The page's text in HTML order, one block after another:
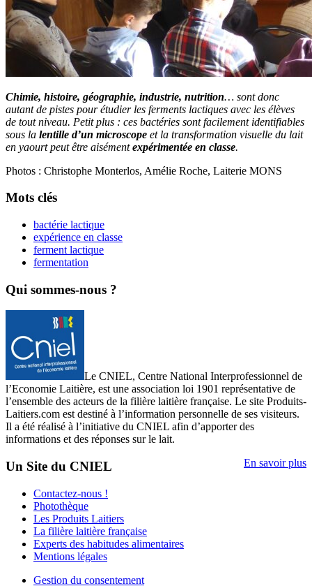
Chimie, histoire, géographie, industrie, nutrition… sont donc
autant de pistes pour étudier les ferments lactiques avec les élèves
de tout niveau. Petit plus : ces bactéries sont facilement identifiables
sous la lentille d’un microscope et la transformation visuelle du lait
en yaourt peut être aisémentexpérimentée en classe.
Photos : Christophe Monterlos, Amélie Roche, Laiterie MONS
Mots clés
bactérie lactique
expérience en classe
ferment lactique
fermentation
Qui sommes-nous ?
Le CNIEL, Centre National Interprofessionnel de
l’Economie Laitière, est une association loi 1901 représentative de
l’ensemble des acteurs de la filière laitière française. Le site Produits-
Laitiers.com est destiné à l’information personnelle de ses visiteurs.
Il a été réalisé à l’initiative du CNIEL afin d’apporter des
informations et des réponses sur le lait.
En savoir plus
Un Site du CNIEL
Contactez-nous !
Photothèque
Les Produits Laitiers
La filière laitière française
Experts des habitudes alimentaires
Mentions légales
Gestion du consentement